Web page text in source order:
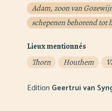
Adam, zoon van
schepenen behorend tot
Lieux mentionnés
Thorn
Houthem
Edition Geertrui van